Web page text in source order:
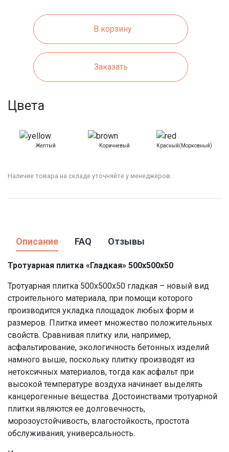
В корзину
Заказать
Цвета
Желтый Коричневый Красный(морковный)
Наличие товара на складе уточняйте у менеджеров.
Описание FAQ Отзывы
Тротуарная плитка «Гладкая» 500х500х50
Тротуарная плитка 500х500х50 гладкая – новый вид
строительного материала, при помощи которого
производится укладка площадок любых форм и
размеров. Плитка имеет множество положительных
свойств. Сравнивая плитку или, например,
асфальтирование, экологичность бетонных изделий
намного выше, поскольку плитку производят из
нетоксичных материалов, тогда как асфальт при
высокой температуре воздуха начинает выделять
канцерогенные вещества. Достоинствами тротуарной
плитки являются ее долговечность,
морозоустойчивость, влагостойкость, простота
обслуживания, универсальность.